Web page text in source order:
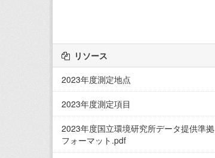
リソース
2023年度測定地点
2023年度測定項目
2023年度国立環境研究所データ提供準拠
フォーマット.pdf